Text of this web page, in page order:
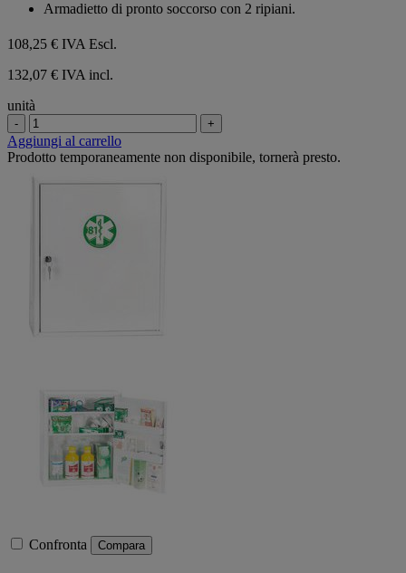
stelle.
Armadietto di pronto soccorso con 2 ripiani.
108,25 € IVA Escl.
132,07 € IVA incl.
unità
- +
Aggiungi al carrello
Prodotto temporaneamente non disponibile, tornerà presto.
Confronta Compara